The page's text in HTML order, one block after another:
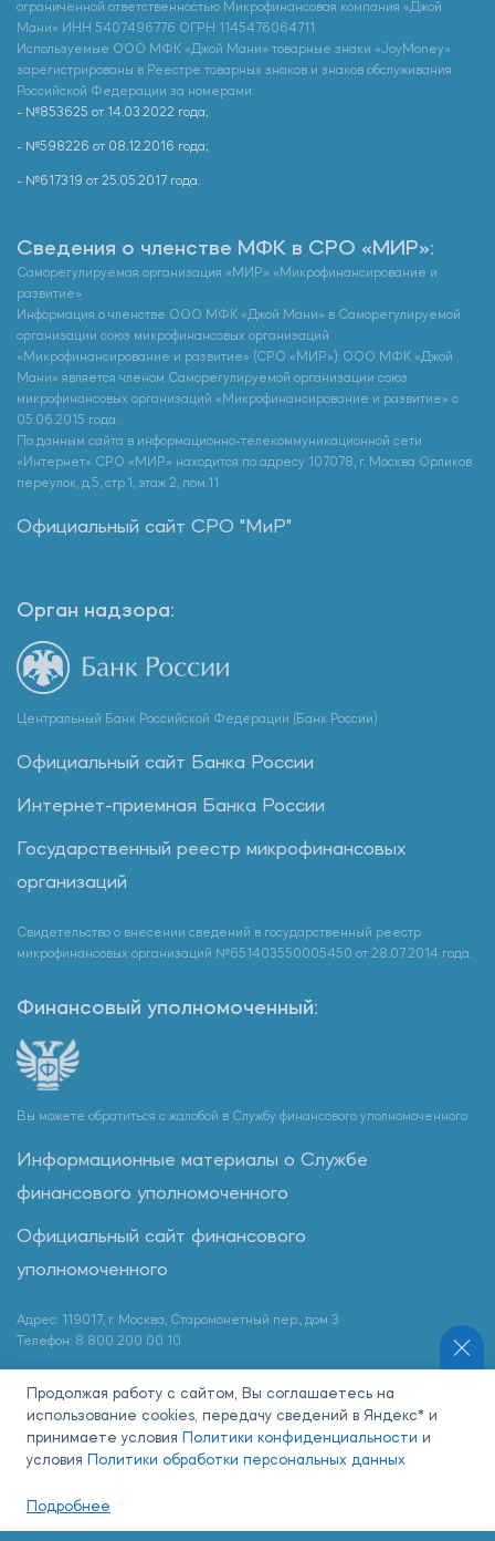
ограниченной ответственностью Микрофинансовая компания «Джой
Мани» ИНН 5407496776 ОГРН 1145476064711
Используемые ООО МФК «Джой Мани» товарные знаки «JoyMoney»
зарегистрированы в Реестре товарных знаков и знаков обслуживания
Российской Федерации за номерами:
- №853625 от 14.03.2022 года;
- №598226 от 08.12.2016 года;
- №617319 от 25.05.2017 года.
Сведения о членстве МФК в СРО «МИР»:
Саморегулируемая организация «МИР» «Микрофинансирование и
развитие»
Информация о членстве ООО МФК «Джой Мани» в Саморегулируемой
организации союз микрофинансовых организаций
«Микрофинансирование и развитие» (СРО «МИР»): ООО МФК «Джой
Мани» является членом Саморегулируемой организации союз
микрофинансовых организаций «Микрофинансирование и развитие» с
05.06.2015 года.
По данным сайта в информационно-телекоммуникационной сети
«Интернет» СРО «МИР» находится по адресу 107078, г. Москва Орликов
переулок, д.5, стр.1, этаж 2, пом.11
Официальный сайт СРО "МиР"
Орган надзора:
Центральный Банк Российской Федерации (Банк России)
Официальный сайт Банка России
Интернет-приемная Банка России
Государственный реестр микрофинансовых
организаций
Свидетельство о внесении сведений в государственный реестр
микрофинансовых организаций №651403550005450 от 28.07.2014 года.
Финансовый уполномоченный:
Вы можете обратиться с жалобой в Службу финансового уполномоченного
Информационные материалы о Службе
финансового уполномоченного
Официальный сайт финансового
уполномоченного
Адрес: 119017, г. Москва, Старомонетный пер., дом 3
Телефон: 8 800 200 00 10
Наши партнеры:
Продолжая работу с сайтом, Вы соглашаетесь на
использование cookies, передачу сведений в Яндекс* и
принимаете условия Политики конфиденциальности и
условия Политики обработки персональных данных
Подробнее